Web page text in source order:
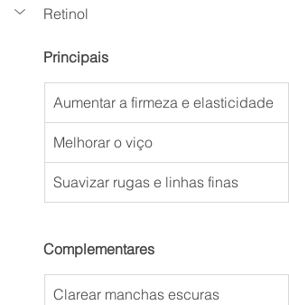
Retinol
Principais
Aumentar a firmeza e elasticidade
Melhorar o viço
Suavizar rugas e linhas finas
Complementares
Clarear manchas escuras